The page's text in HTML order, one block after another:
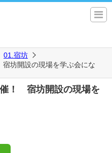
01.宿坊
坊開設の現場を学ぶ会にな
！ 宿坊開設の現場を